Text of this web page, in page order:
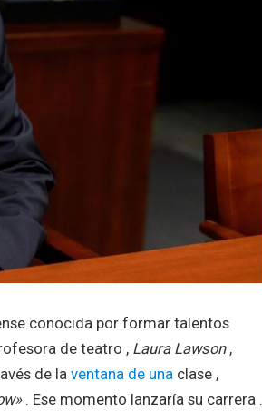
conocida por formar talentos
de teatro , Laura Lawson,
de la ventana de una clase ,
. Ese momento lanzaría su carrera .